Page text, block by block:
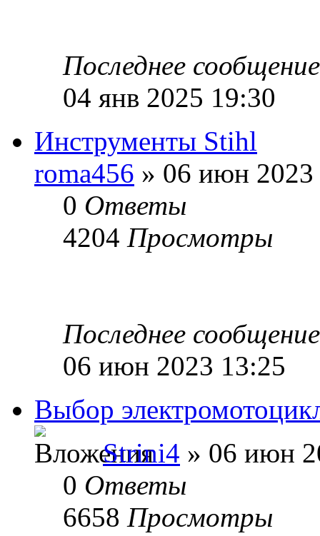
Последнее
04 янв 2025 19:30
Инструменты Stihl
roma456 » 06 июн 2023
0 Ответы
4204 Просмотры
Последнее
06 июн 2023 13:25
Выбор
Strini4 » 06 июн
0 Ответы
6658 Просмотры